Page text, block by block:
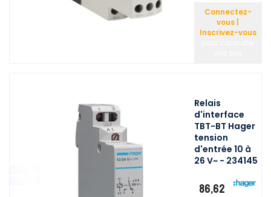
Connectez-
vous |
Inscrivez-vous
Relais
d'interface
TBT-BT Hager
tension
d'entrée 10 à
26 V~ - 234145
86,62